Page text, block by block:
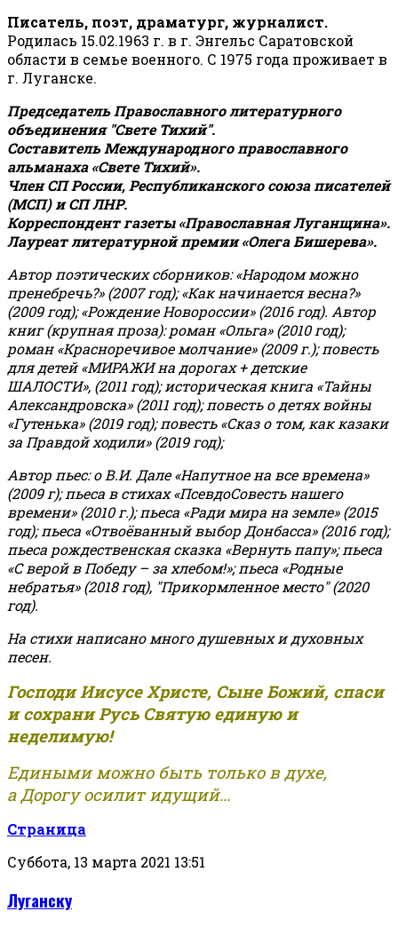
Писатель, поэт, драматург, журналист.
Родилась 15.02.1963 г. в г. Энгельс Саратовской
области в семье военного. С 1975 года проживает в
г. Луганске.
Председатель Православного литературного
объединения "Свете Тихий".
Составитель Международного православного
альманаха «Свете Тихий».
Член СП России, Республиканского союза писателей
(МСП) и СП ЛНР.
Корреспондент газеты «Православная Луганщина».
Лауреат литературной премии «Олега Бишерева».
Автор поэтических сборников: «Народом можно
пренебречь?» (2007 год); «Как начинается весна?»
(2009 год); «Рождение Новороссии» (2016 год). Автор
книг (крупная проза): роман «Ольга» (2010 год);
роман «Красноречивое молчание» (2009 г.); повесть
для детей «МИРАЖИ на дорогах + детские
ШАЛОСТИ», (2011 год); историческая книга «Тайны
Александровска» (2011 год); повесть о детях войны
«Гутенька» (2019 год); повесть «Сказ о том, как казаки
за Правдой ходили» (2019 год);
Автор пьес: о В.И. Дале «Напутное на все времена»
(2009 г); пьеса в стихах «ПсевдоСовесть нашего
времени» (2010 г.); пьеса «Ради мира на земле» (2015
год); пьеса «Отвоёванный выбор Донбасса» (2016 год);
пьеса рождественская сказка «Вернуть папу»; пьеса
«С верой в Победу – за хлебом!»;пьеса «Родные
небратья» (2018 год), "Прикормленное место" (2020
год).
На стихи написано много душевных и духовных
песен.
Господи Иисусе Христе, Сыне Божий, спаси
и сохрани Русь Святую единую и
неделимую!
Едиными можно быть только в духе,
а Дорогу осилит идущий...
Страница
Суббота, 13 марта 2021 13:51
Луганску